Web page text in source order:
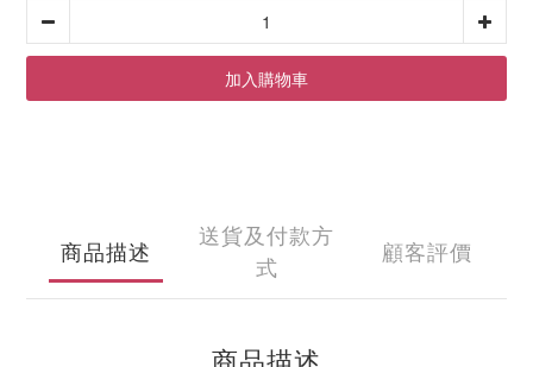
加入購物車
商品描述
送貨及付款方
式
顧客評價
商品描述